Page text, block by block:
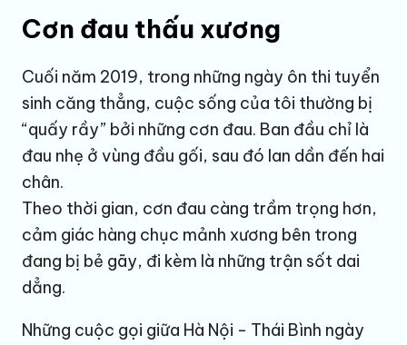
Cơn đau thấu xương
Cuối năm 2019, trong những ngày ôn thi tuyển
sinh căng thẳng, cuộc sống của tôi thường bị
“quấy rầy” bởi những cơn đau. Ban đầu chỉ là
đau nhẹ ở vùng đầu gối, sau đó lan dần đến hai
chân.
Theo thời gian, cơn đau càng trầm trọng hơn,
cảm giác hàng chục mảnh xương bên trong
đang bị bẻ gãy, đi kèm là những trận sốt dai
dẳng.
Những cuộc gọi giữa Hà Nội - Thái Bình ngày